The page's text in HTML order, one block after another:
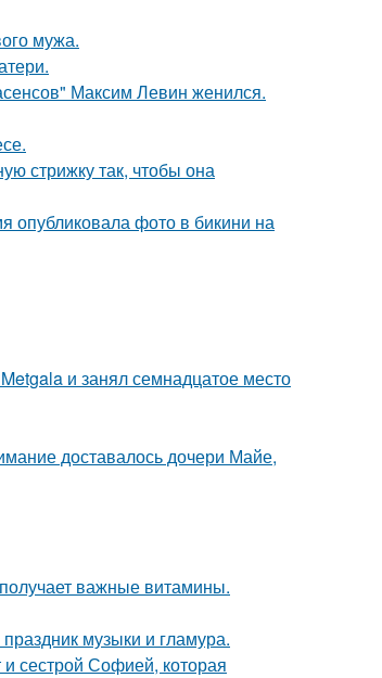
мужа.
Максим Левин женился.
стрижку так, чтобы она
опубликовала фото в бикини на
и занял семнадцатое место
доставалось дочери Майе,
важные витамины.
музыки и гламура.
сестрой Софией, которая